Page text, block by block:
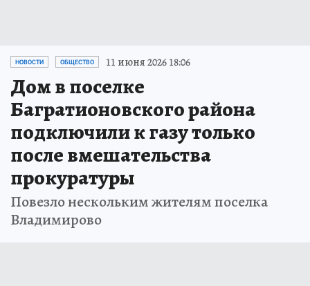
НОВОСТИ ОБЩЕСТВО 11 июня 2026 18:06
Дом в поселке
Багратионовского района
подключили к газу только
после вмешательства
прокуратуры
Повезло нескольким жителям поселка
Владимирово